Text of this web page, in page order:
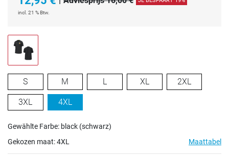
incl. 21 % Btw.
S M L XL 2XL
3XL 4XL
Gewählte Farbe: black (schwarz)
Gekozen maat:4XL Maattabel